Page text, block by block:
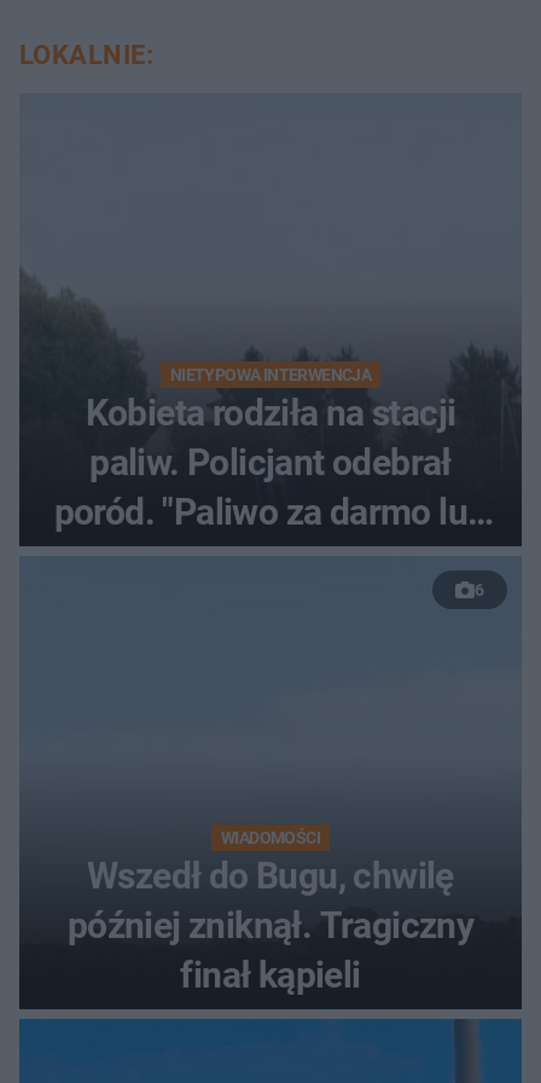
LOKALNIE:
NIETYPOWA INTERWENCJA
Kobieta rodziła na stacji
paliw. Policjant odebrał
poród. "Paliwo za darmo lub
50 %!"
6
WIADOMOŚCI
Wszedł do Bugu, chwilę
później zniknął. Tragiczny
finał kąpieli